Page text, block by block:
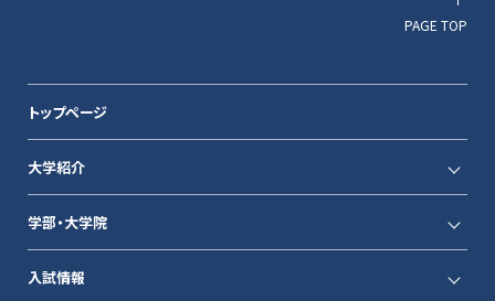
PAGE TOP
トップページ
大学紹介
学部・大学院
入試情報